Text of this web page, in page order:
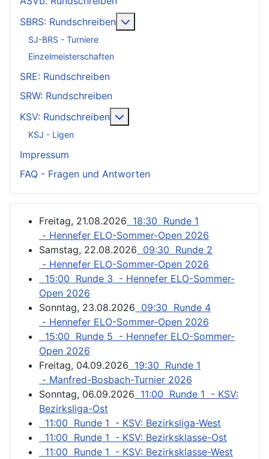
SBRS: Rundschreiben
SJ-BRS - Turniere
Einzelmeisterschaften
SRE: Rundschreiben
SRW: Rundschreiben
KSV: Rundschreiben
KSJ - Ligen
Impressum
FAQ - Fragen und Antworten
Freitag, 21.08.2026 18:30 Runde 1
- Hennefer ELO-Sommer-Open 2026
Samstag, 22.08.2026 09:30 Runde 2
- Hennefer ELO-Sommer-Open 2026
15:00 Runde 3 - Hennefer ELO-Sommer-
Open 2026
Sonntag, 23.08.2026 09:30 Runde 4
- Hennefer ELO-Sommer-Open 2026
15:00 Runde 5 - Hennefer ELO-Sommer-
Open 2026
Freitag, 04.09.2026 19:30 Runde 1
- Manfred-Bosbach-Turnier 2026
Sonntag, 06.09.2026 11:00 Runde 1 - KSV:
Bezirksliga-Ost
11:00 Runde 1 - KSV: Bezirksliga-West
11:00 Runde 1 - KSV: Bezirksklasse-Ost
11:00 Runde 1 - KSV: Bezirksklasse-West